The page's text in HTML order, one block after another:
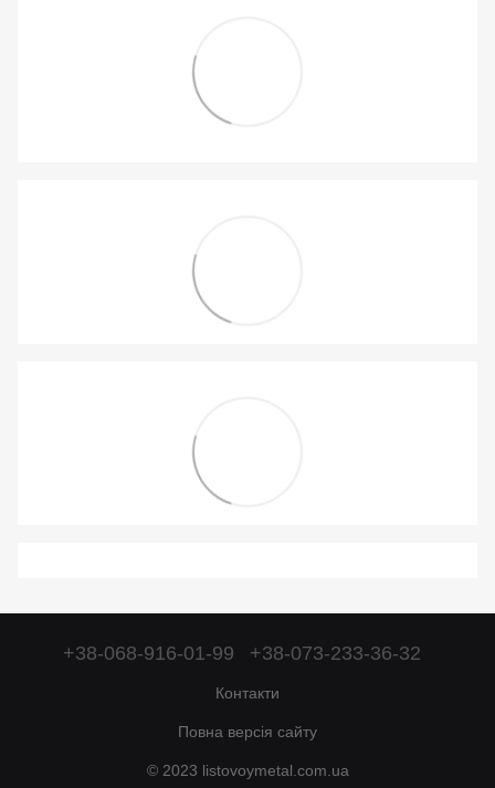
+38-068-916-01-99 +38-073-233-36-32
Контакти
Повна версія сайту
© 2023 listovoymetal.com.ua